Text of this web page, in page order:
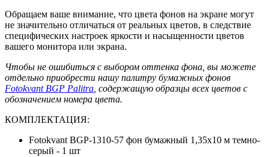
Обращаем ваше внимание, что цвета фонов на экране могут
не значительно отличаться от реальных цветов, в следствие
специфических настроек яркости и насыщенности цветов
вашего монитора или экрана.
Чтобы не ошибиться с выбором оттенка фона, вы можете
отдельно приобрести нашу палитру бумажных фонов
Fotokvant BGP Palitra , содержащую образцы всех цветов с
обозначением номера цвета.
КОМПЛЕКТАЦИЯ:
Fotokvant BGP-1310-57 фон бумажный 1,35х10 м темно-
серый - 1 шт